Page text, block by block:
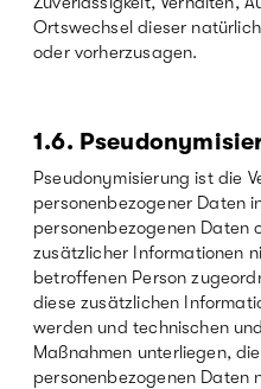
Ortswechsel dieser
oder vorherzusagen.
1.6.
Pseudonymisierung ist die
personenbezogener Daten
personenbezogenen Daten
zusätzlicher Informationen
betroffenen Person
diese zusätzlichen
werden und technischen
Maßnahmen unterliegen,
personenbezogenen Daten